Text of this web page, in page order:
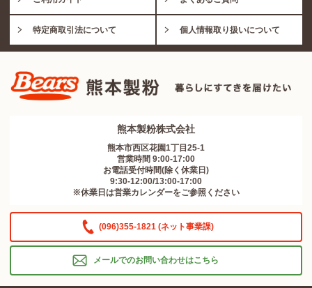
特定商取引法について 個人情報取り扱いについて
熊本製粉株式会社
熊本市西区花園1丁目25-1
営業時間 9:00-17:00
お電話受付時間(除く休業日)
9:30-12:00/13:00-17:00
※休業日は営業カレンダーをご参照ください
(096)355-1821 (ネット事業課)
メールでのお問い合わせはこちら